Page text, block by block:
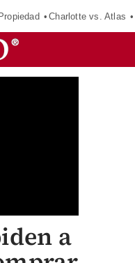
Charlotte vs. Atlas
a